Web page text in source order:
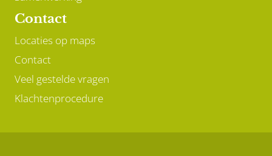
Contact
Locaties op maps
Contact
Veel gestelde vragen
Klachtenprocedure